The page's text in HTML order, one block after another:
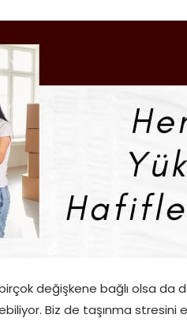
değişkene bağlı olsa
Biz de taşınma stresini